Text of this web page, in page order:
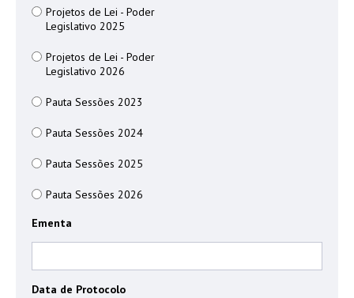
Projetos de Lei - Poder
Legislativo 2025
Projetos de Lei - Poder
Legislativo 2026
Pauta Sessões 2023
Pauta Sessões 2024
Pauta Sessões 2025
Pauta Sessões 2026
Ementa
Data de Protocolo